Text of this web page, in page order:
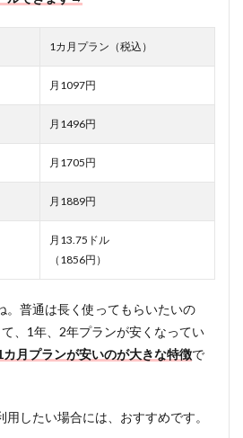
1カ月プラン（税込）
月1097円
月1496円
月1705円
月1889円
月13.75ドル
（1856円）
。普通は長く使ってもらいたいの
、1年、2年プランが安くなってい
月プランが安いのが大きな特徴で
したい場合には、おすすめです。